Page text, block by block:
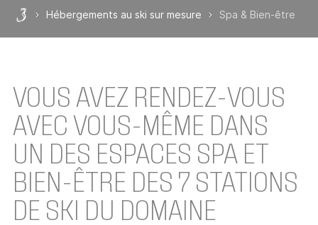
Hébergements au ski sur mesure Spa & Bien-être
VOUS AVEZ RENDEZ-VOUS
AVEC VOUS-MÊME DANS
UN DES ESPACES SPA ET
BIEN-ÊTRE DES 7 STATIONS
DE SKI DU DOMAINE